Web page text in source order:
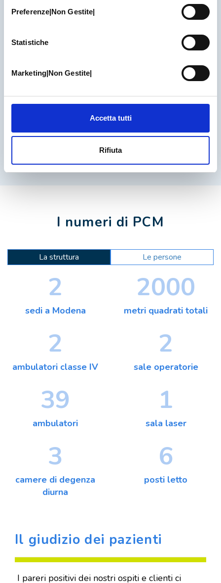
Preferenze|Non Gestite|
Statistiche
Marketing|Non Gestite|
Accetta tutti
Rifiuta
I numeri di PCM
La struttura Le persone
2
sedi a Modena
2000
metri quadrati totali
2
ambulatori classe IV
2
sale operatorie
39
ambulatori
1
sala laser
3
camere di degenza
diurna
6
posti letto
Il giudizio dei pazienti
I pareri positivi dei nostri ospiti e clienti ci